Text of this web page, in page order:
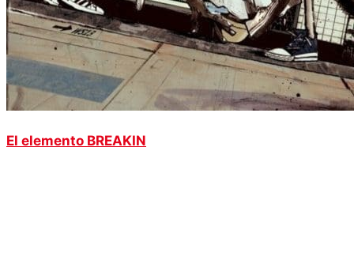
El elemento BREAKIN